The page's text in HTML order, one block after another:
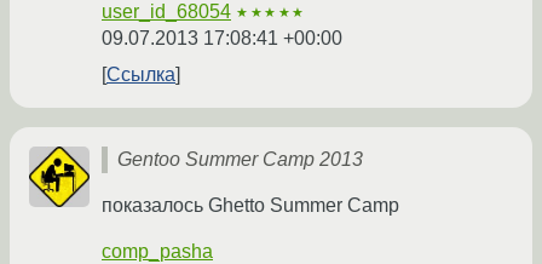
user_id_68054 ★★★★★
09.07.2013 17:08:41 +00:00
Ссылка
Gentoo Summer Camp 2013
показалось Ghetto Summer Camp
comp_pasha